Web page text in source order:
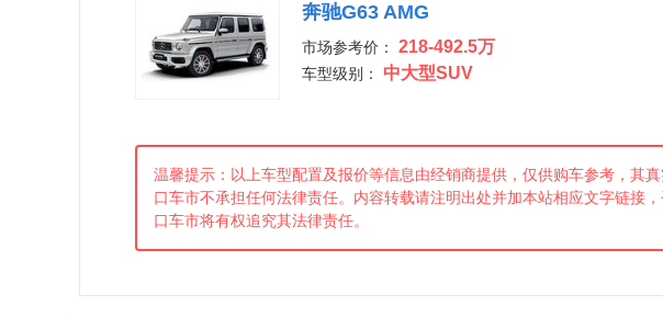
奔驰G63 AMG
市场参考价： 218-492.5万
车型级别： 中大型SUV
温馨提示：以上车型配置及报价等信息由经销商提供，仅供购车参考，其
口车市不承担任何法律责任。内容转载请注明出处并加本站相应文字链接
口车市将有权追究其法律责任。